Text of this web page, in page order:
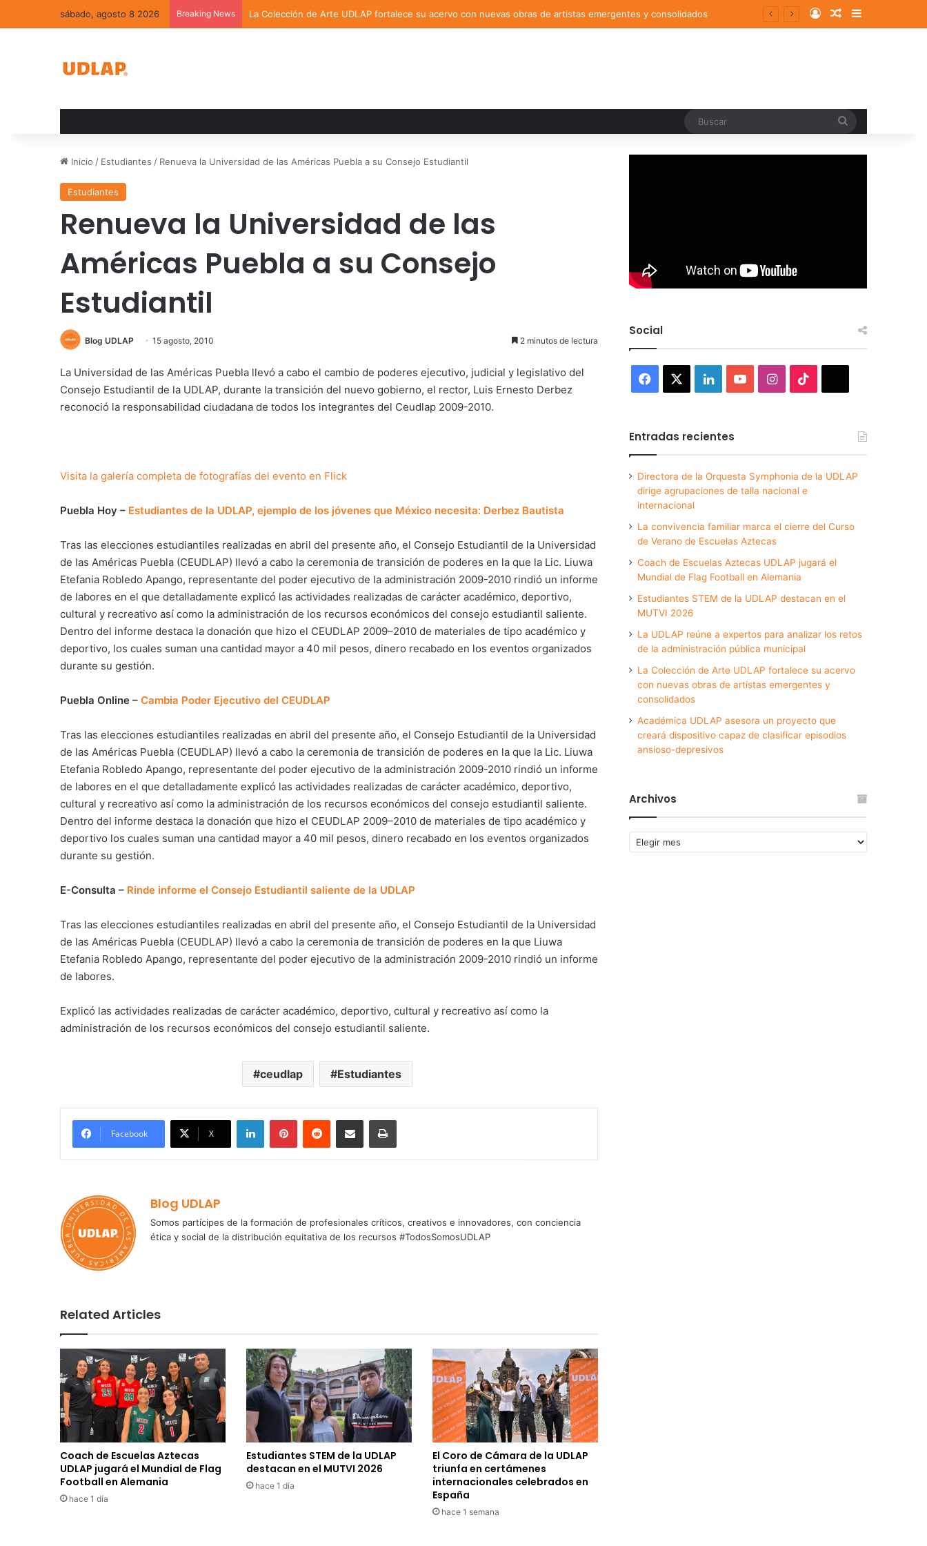
sábado, agosto 8 2026 Breaking News La Colección de Arte UDLAP fortalece su acervo con nuevas obras de artistas emergentes y consolidados Log InRandom Article
Sidebar
Inicio / Estudiantes / Renueva la Universidad de las Américas Puebla a su Consejo Estudiantil
Estudiantes
Renueva la Universidad de las
Américas Puebla a su Consejo
Estudiantil
Blog UDLAP 15 agosto, 2010 2 minutos de lectura
La Universidad de las Américas Puebla llevó a cabo el cambio de poderes ejecutivo, judicial y legislativo del
Consejo Estudiantil de la UDLAP, durante la transición del nuevo gobierno, el rector, Luis Ernesto Derbez
reconoció la responsabilidad ciudadana de todos los integrantes del Ceudlap 2009-2010.
Visita la galería completa de fotografías del evento en Flick
Puebla Hoy – Estudiantes de la UDLAP, ejemplo de los jóvenes que México necesita: Derbez Bautista
Tras las elecciones estudiantiles realizadas en abril del presente año, el Consejo Estudiantil de la Universidad
de las Américas Puebla (CEUDLAP) llevó a cabo la ceremonia de transición de poderes en la que la Lic. Liuwa
Etefania Robledo Apango, representante del poder ejecutivo de la administración 2009-2010 rindió un informe
de labores en el que detalladamente explicó las actividades realizadas de carácter académico, deportivo,
cultural y recreativo así como la administración de los recursos económicos del consejo estudiantil saliente.
Dentro del informe destaca la donación que hizo el CEUDLAP 2009–2010 de materiales de tipo académico y
deportivo, los cuales suman una cantidad mayor a 40 mil pesos, dinero recabado en los eventos organizados
durante su gestión.
Puebla Online – Cambia Poder Ejecutivo del CEUDLAP
Tras las elecciones estudiantiles realizadas en abril del presente año, el Consejo Estudiantil de la Universidad
de las Américas Puebla (CEUDLAP) llevó a cabo la ceremonia de transición de poderes en la que la Lic. Liuwa
Etefania Robledo Apango, representante del poder ejecutivo de la administración 2009-2010 rindió un informe
de labores en el que detalladamente explicó las actividades realizadas de carácter académico, deportivo,
cultural y recreativo así como la administración de los recursos económicos del consejo estudiantil saliente.
Dentro del informe destaca la donación que hizo el CEUDLAP 2009–2010 de materiales de tipo académico y
deportivo los cuales suman una cantidad mayor a 40 mil pesos, dinero recabado en los eventos organizados
durante su gestión.
E-Consulta – Rinde informe el Consejo Estudiantil saliente de la UDLAP
Tras las elecciones estudiantiles realizadas en abril del presente año, el Consejo Estudiantil de la Universidad
de las Américas Puebla (CEUDLAP) llevó a cabo la ceremonia de transición de poderes en la que Liuwa
Etefania Robledo Apango, representante del poder ejecutivo de la administración 2009-2010 rindió un informe
de labores.
Explicó las actividades realizadas de carácter académico, deportivo, cultural y recreativo así como la
administración de los recursos económicos del consejo estudiantil saliente.
ceudlap Estudiantes
Facebook X
LinkedInPinterestReddit Share via Email Print
Blog UDLAP
Somos partícipes de la formación de profesionales críticos, creativos e innovadores, con conciencia
ética y social de la distribución equitativa de los recursos #TodosSomosUDLAP
Related Articles
Coach de Escuelas Aztecas
UDLAP jugará el Mundial de Flag
Football en Alemania
hace 1 día
Estudiantes STEM de la UDLAP
destacan en el MUTVI 2026
hace 1 día
El Coro de Cámara de la UDLAP
triunfa en certámenes
internacionales celebrados en
España
hace 1 semana
Social
Facebook LinkedInYouTubeInstagram
Entradas recientes
Directora de la Orquesta Symphonia de la UDLAP
dirige agrupaciones de talla nacional e
internacional
La convivencia familiar marca el cierre del Curso
de Verano de Escuelas Aztecas
Coach de Escuelas Aztecas UDLAP jugará el
Mundial de Flag Football en Alemania
Estudiantes STEM de la UDLAP destacan en el
MUTVI 2026
La UDLAP reúne a expertos para analizar los retos
de la administración pública municipal
La Colección de Arte UDLAP fortalece su acervo
con nuevas obras de artistas emergentes y
consolidados
Académica UDLAP asesora un proyecto que
creará dispositivo capaz de clasificar episodios
ansioso-depresivos
Archivos
Archivos